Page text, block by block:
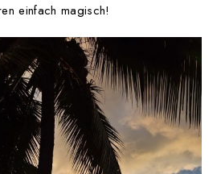
einfach magisch!